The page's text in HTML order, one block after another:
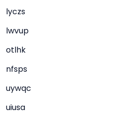
lyczs
lwvup
otlhk
nfsps
uywqc
uiusa